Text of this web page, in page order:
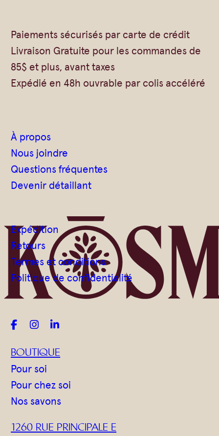
Savons moulés
Beurre de Karité
Végétales
Savons sur corde
Argiles
Crèmes visages
Eaux florales
Gommages
Huiles à massage
Hydratants
Savons en barre
Huiles
Savons en barre
Huiles
Shampoings
Paiements sécurisés par carte de crédit
Livraison Gratuite pour les commandes de
85$ et plus, avant taxes
Expédié en 48h ouvrable par colis accéléré
À propos
Nous joindre
Questions fréquentes
Devenir détaillant
Expédition
Retours
Termes et conditions
Politique de confidentialité
  
BOUTIQUE
Pour soi
Pour chez soi
Nos savons
1260 RUE PRINCIPALE E